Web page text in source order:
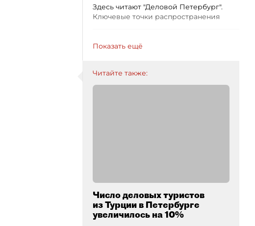
Здесь читают "Деловой Петербург".
Ключевые точки распространения
Показать ещё
Читайте также:
Число деловых туристов
из Турции в Петербурге
увеличилось на 10%